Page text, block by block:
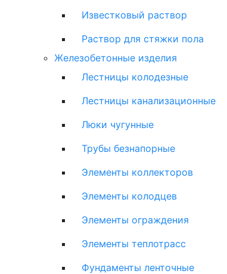
Известковый раствор
Раствор для стяжки пола
Железобетонные изделия
Лестницы колодезные
Лестницы канализационные
Люки чугунные
Трубы безнапорные
Элементы коллекторов
Элементы колодцев
Элементы ограждения
Элементы теплотрасс
Фундаменты ленточные